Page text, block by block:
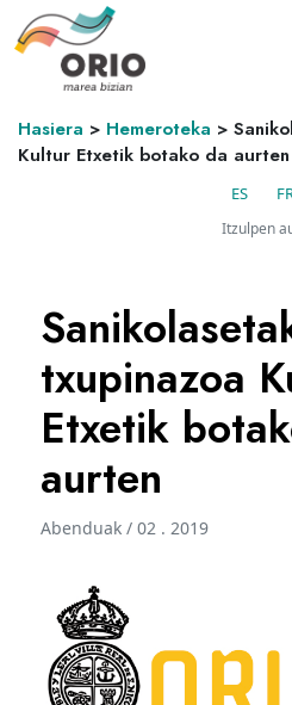
Hasiera > Hemeroteka >
Kultur Etxetik botako da aurten
ES
Itzulpen
txupinazoa
Etxetik
aurten
Abenduak / 02 . 2019